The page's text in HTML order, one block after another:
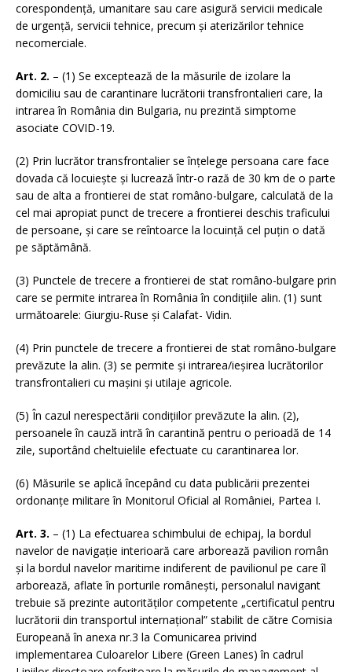
corespondență, umanitare sau care asigură servicii medicale
de urgență, servicii tehnice, precum și aterizărilor tehnice
necomerciale.
Art. 2. – (1) Se exceptează de la măsurile de izolare la
domiciliu sau de carantinare lucrătorii transfrontalieri care, la
intrarea în România din Bulgaria, nu prezintă simptome
asociate COVID-19.
(2) Prin lucrător transfrontalier se înțelege persoana care face
dovada că locuiește și lucrează într-o rază de 30 km de o parte
sau de alta a frontierei de stat româno-bulgare, calculată de la
cel mai apropiat punct de trecere a frontierei deschis traficului
de persoane, și care se reîntoarce la locuință cel puțin o dată
pe săptămână.
(3) Punctele de trecere a frontierei de stat româno-bulgare prin
care se permite intrarea în România în condițiile alin. (1) sunt
următoarele: Giurgiu-Ruse și Calafat- Vidin.
(4) Prin punctele de trecere a frontierei de stat româno-bulgare
prevăzute la alin. (3) se permite și intrarea/ieșirea lucrătorilor
transfrontalieri cu mașini și utilaje agricole.
(5) În cazul nerespectării condițiilor prevăzute la alin. (2),
persoanele în cauză intră în carantină pentru o perioadă de 14
zile, suportând cheltuielile efectuate cu carantinarea lor.
(6) Măsurile se aplică începând cu data publicării prezentei
ordonanțe militare în Monitorul Oficial al României, Partea I.
Art. 3. – (1) La efectuarea schimbului de echipaj, la bordul
navelor de navigație interioară care arborează pavilion român
și la bordul navelor maritime indiferent de pavilionul pe care îl
arborează, aflate în porturile românești, personalul navigant
trebuie să prezinte autorităților competente „certificatul pentru
lucrătorii din transportul internațional” stabilit de către Comisia
Europeană în anexa nr.3 la Comunicarea privind
implementarea Culoarelor Libere (Green Lanes) în cadrul